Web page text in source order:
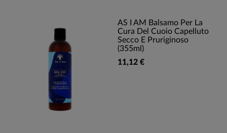
AS I AM Balsamo Per La
Cura Del Cuoio Capelluto
Secco E Pruriginoso
(355ml)
11,12 €